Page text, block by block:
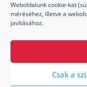
Weboldalunk cookie-kat
méréséhez, illetve a
javításához.
Csak a
Kik vagyunk